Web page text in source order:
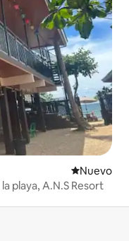
Nuevo
Nuevo
playa, A.N.S Resort